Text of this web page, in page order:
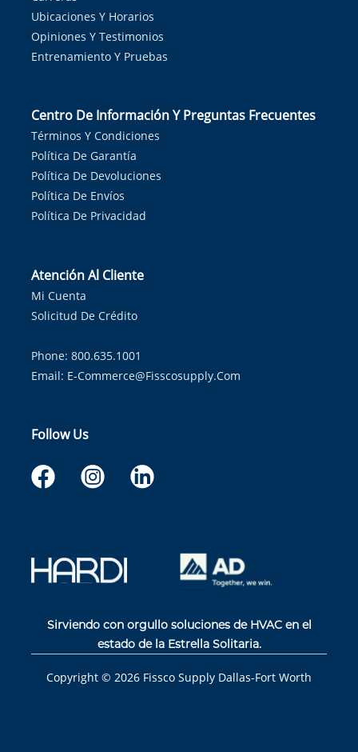
Ubicaciones Y Horarios
Opiniones Y Testimonios
Entrenamiento Y Pruebas
Centro De Información Y Preguntas Frecuentes
Términos Y Condiciones
Política De Garantía
Política De Devoluciones
Política De Envíos
Política De Privacidad
Atención Al Cliente
Mi Cuenta
Solicitud De Crédito
Phone: 800.635.1001
Email: E-Commerce@fisscosupply.com
Follow Us
Sirviendo con orgullo soluciones de HVAC en el
estado de la Estrella Solitaria.
Copyright © 2026 Fissco Supply Dallas-Fort Worth